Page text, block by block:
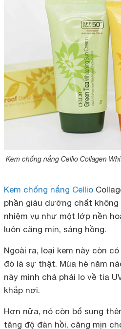
Kem chống nắng Cellio Collagen
Kem chống nắng Cellio
phần giàu dưỡng chất
nhiệm vụ như một lớp nền
luôn căng mịn, sáng hồng.
Ngoài ra, loại kem này còn
đó là sự thật. Mùa hè năm
này mình chả phải lo về tia
khắp nơi.
Hơn nữa, nó còn bổ sung
tăng độ đàn hồi, căng mịn